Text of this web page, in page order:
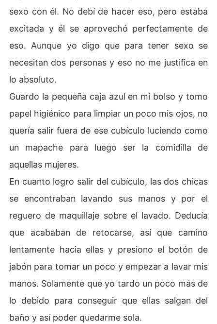
sexo con él. No debí de hacer eso, pero estaba
excitada y él se aprovechó perfectamente de
eso. Aunque yo digo que para tener sexo se
necesitan dos personas y eso no me justifica en
lo absoluto.
Guardo la pequeña caja azul en mi bolso y tomo
papel higiénico para limpiar un poco mis ojos, no
quería salir fuera de ese cubículo luciendo como
un mapache para luego ser la comidilla de
aquellas mujeres.
En cuanto logro salir del cubículo, las dos chicas
se encontraban lavando sus manos y por el
reguero de maquillaje sobre el lavado. Deducía
que acababan de retocarse, así que camino
lentamente hacia ellas y presiono el botón de
jabón para tomar un poco y empezar a lavar mis
manos. Solamente que yo tardo un poco más de
lo debido para conseguir que ellas salgan del
baño y así poder quedarme sola.